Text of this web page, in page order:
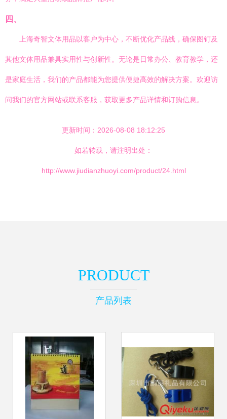
四、
上海奇智文体用品以客户为中心，不断优化产品线，确保图钉及
其他文体用品兼具实用性与创新性。无论是日常办公、教育教学，还
是家庭生活，我们的产品都能为您提供便捷高效的解决方案。欢迎访
问我们的官方网站或联系客服，获取更多产品详情和订购信息。
更新时间：2026-08-08 18:12:25
如若转载，请注明出处：
http://www.jiudianzhuoyi.com/product/24.html
PRODUCT
产品列表